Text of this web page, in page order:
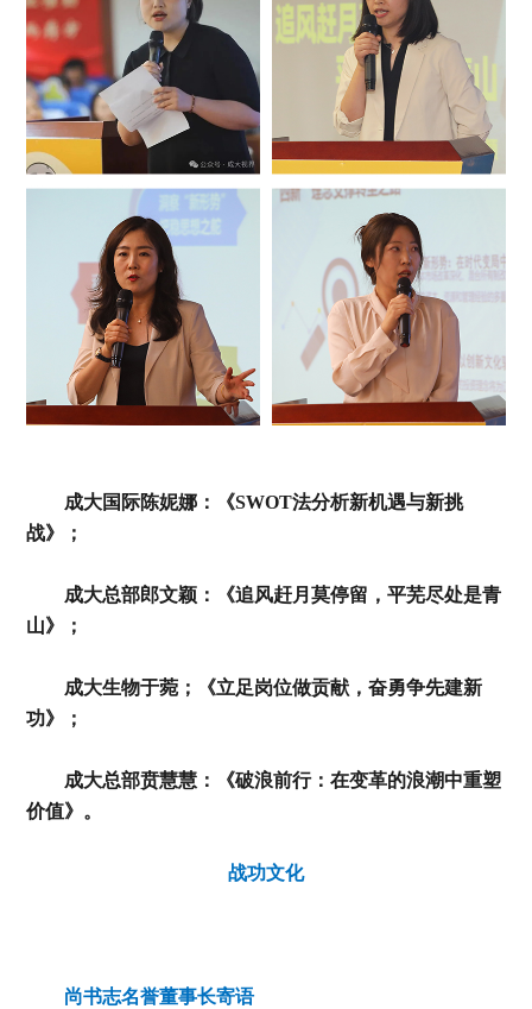
成大国际陈妮娜：《SWOT法分析新机遇与新挑
战》；
成大总部郎文颖：《追风赶月莫停留，平芜尽处是青
山》；
成大生物于菀；《立足岗位做贡献，奋勇争先建新
功》；
成大总部贲慧慧：《破浪前行：在变革的浪潮中重塑
价值》。
战功文化
尚书志名誉董事长寄语